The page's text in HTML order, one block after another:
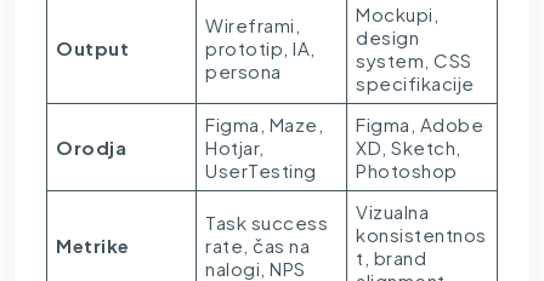
Output
Wireframi,
prototip, IA,
persona
Mockupi,
design
system, CSS
specifikacije
Orodja
Figma, Maze,
Hotjar,
UserTesting
Figma, Adobe
XD, Sketch,
Photoshop
Metrike
Task success
rate, čas na
nalogi, NPS
Vizualna
konsistentnos
t, brand